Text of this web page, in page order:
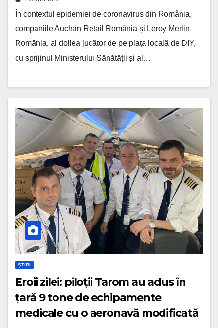
În contextul epidemiei de coronavirus din România,
companiile Auchan Retail România și Leroy Merlin
România, al doilea jucător de pe piața locală de DIY,
cu sprijinul Ministerului Sănătății și al…
ȘTIRI
Eroii zilei: piloții Tarom au adus în
țară 9 tone de echipamente
medicale cu o aeronavă modificată